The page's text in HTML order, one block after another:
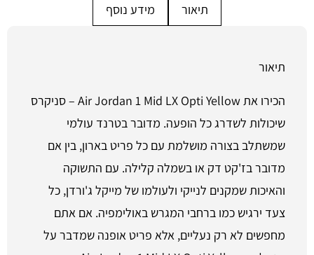
תיאור מידע נוסף
תיאור
הכירו את Air Jordan 1 Mid LX Opti Yellow – סניקרס
שיכולות לשדרג כל הופעה. מדובר בטרנד עולמי
שמשתלב בצורה מושלמת עם כל פריט בארון, בין אם
מדובר בז'קט דק או בשמלה קלילה. עם התשוקה
והאיכות שמקנים לנייקי ולעולמו של מייקל ג'ורדן, כל
צעד ירגיש כמו ברחבי המגרש באולימפיה. אם אתם
מחפשים לא רק נעליים, אלא פריט אופנה שמדבר על